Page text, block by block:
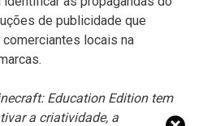
de publicidade que
locais na
Education Edition tem
a criatividade, a